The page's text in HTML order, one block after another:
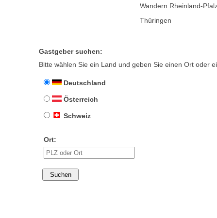
Wandern Rheinland-
Thüringen
Gastgeber suchen:
Bitte wählen Sie ein Land und geben Sie einen Ort oder
Deutschland
Österreich
Schweiz
Ort: